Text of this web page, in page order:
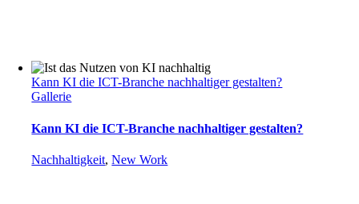
Kann KI die ICT-Branche nachhaltiger gestalten?
Gallerie
Kann KI die ICT-Branche nachhaltiger gestalten?
Nachhaltigkeit,New Work